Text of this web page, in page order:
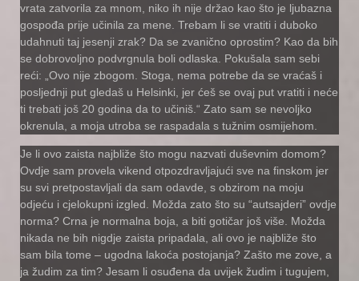
vrata zatvorila za mnom, niko ih nije držao kao što je ljubazna
gospođa prije učinila za mene. Trebam li se vratiti i duboko
udahnuti taj jesenji zrak? Da se zvanično oprostim? Kao da bih
se dobrovoljno podvrgnula boli odlaska. Pokušala sam sebi
reći: „Ovo nije zbogom. Stoga, nema potrebe da se vraćaš i
posljednji put gledaš u Helsinki, jer ćeš se ovaj put vratiti i neće
ti trebati još 20 godina da to učiniš.“ Zato sam se nevoljko
okrenula, a moja utroba se raspadala s tužnim osmijehom.
Je li ovo zaista najbliže što mogu nazvati duševnim domom?
Ovdje sam provela vikend otpozdravljajući sve na finskom jer
su svi pretpostavljali da sam odavde, s obzirom na moju
odjeću i cjelokupni izgled. Možda zato što su “autsajderi” ovdje
norma? Crna je normalna boja, a biti gotičar još više. Možda
nikada ne bih nigdje zaista pripadala, ali ovo je najbliže što
sam bila tome – ugodna lakoća postojanja? Zašto me zove, a
ja žudim za tim? Jesam li osuđena da uvijek žudim i tugujem,